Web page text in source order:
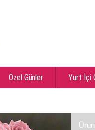
Özel Günler Yurt İçi